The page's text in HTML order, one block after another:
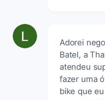
Adorei
Batel, a
atendeu
fazer uma
bike que